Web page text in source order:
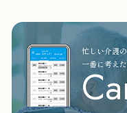
忙しい介護
一番に考え